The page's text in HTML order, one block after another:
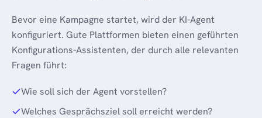
Bevor eine Kampagne startet, wird der KI-Agent
konfiguriert. Gute Plattformen bieten einen geführten
Konfigurations-Assistenten, der durch alle relevanten
Fragen führt:
Wie soll sich der Agent vorstellen?
Welches Gesprächsziel soll erreicht werden?